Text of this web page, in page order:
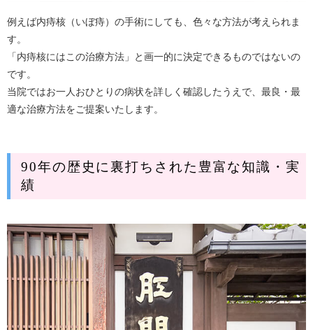
例えば内痔核（いぼ痔）の手術にしても、色々な方法が考えられま
す。
「内痔核にはこの治療方法」と画一的に決定できるものではないの
です。
当院ではお一人おひとりの病状を詳しく確認したうえで、最良・最
適な治療方法をご提案いたします。
90年の歴史に裏打ちされた豊富な知識・実
績